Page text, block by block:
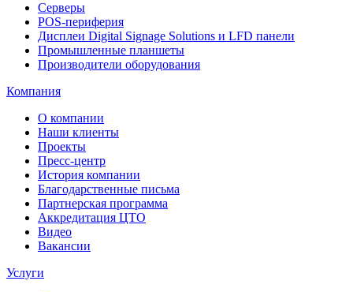
Серверы
POS-периферия
Дисплеи Digital Signage Solutions и LFD панели
Промышленные планшеты
Производители оборудования
Компания
О компании
Наши клиенты
Проекты
Пресс-центр
История компании
Благодарственные письма
Партнерская программа
Аккредитация ЦТО
Видео
Вакансии
Услуги